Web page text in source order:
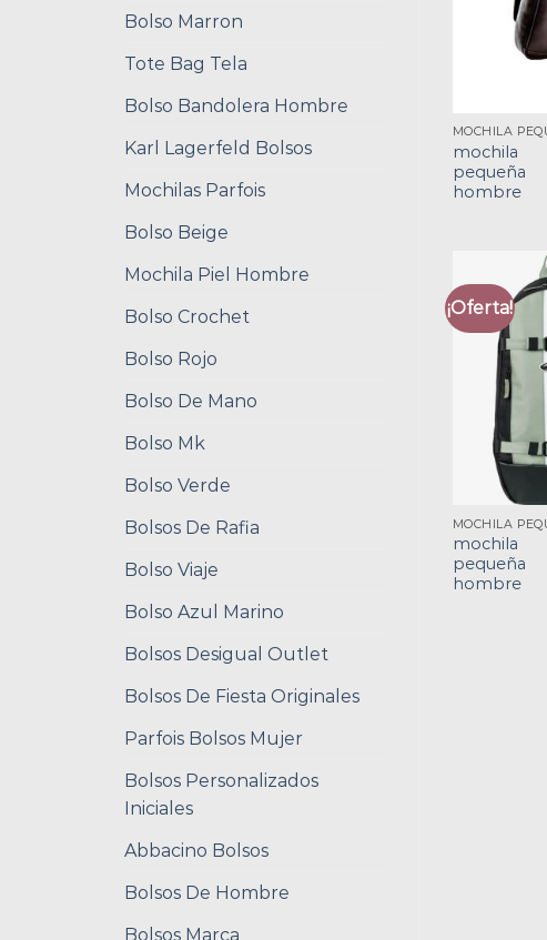
Bolso Marron
Tote Bag Tela
Bolso Bandolera Hombre
Karl Lagerfeld Bolsos
Mochilas Parfois
Bolso Beige
Mochila Piel Hombre
Bolso Crochet
Bolso Rojo
Bolso De Mano
Bolso Mk
Bolso Verde
Bolsos De Rafia
Bolso Viaje
Bolso Azul Marino
Bolsos Desigual Outlet
Bolsos De Fiesta Originales
Parfois Bolsos Mujer
Bolsos Personalizados
Iniciales
Abbacino Bolsos
Bolsos De Hombre
Bolsos Marca
mochila
pequeña
hombre
¡Oferta!
mochila
pequeña
hombre